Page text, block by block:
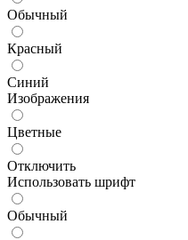
Обычный
Красный
Синий
Изображения
Цветные
Отключить
Использовать шрифт
Обычный